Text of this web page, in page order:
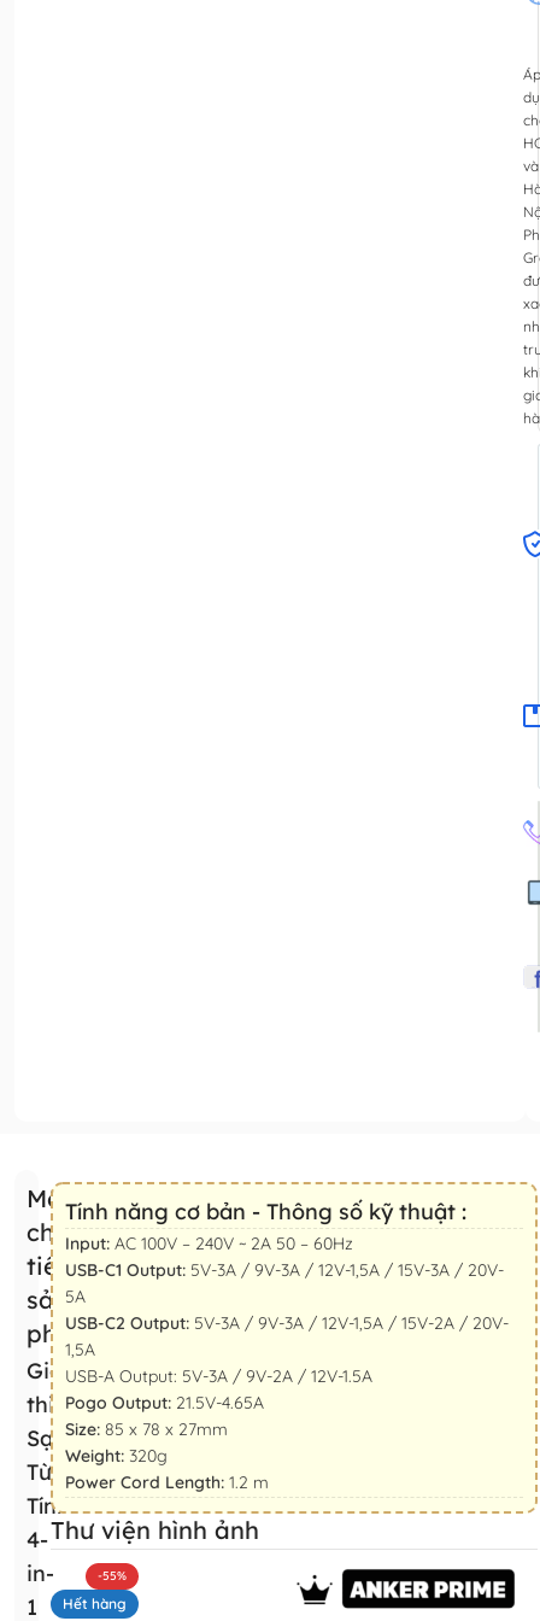
Áp
và
Mô tả
chi
tiết
sản
phẩm
Giới
thiệu Đế
Sạc
Từ
Tính
4-
in-
1
Tính năng cơ bản - Thông số kỹ thuật :
Input: AC 100V – 240V ~ 2A 50 – 60Hz
USB-C1 Output: 5V-3A / 9V-3A / 12V-1,5A / 15V-3A / 20V-
5A
USB-C2 Output: 5V-3A / 9V-3A / 12V-1,5A / 15V-2A / 20V-
1,5A
USB-A Output: 5V-3A / 9V-2A / 12V-1.5A
Pogo Output: 21.5V-4.65A
Size: 85 x 78 x 27mm
Weight: 320g
Power Cord Length: 1.2 m
Thư viện hình ảnh
-55%
Hết hàng